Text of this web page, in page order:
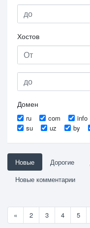
Хостов
Домен
ru com info
su
uz by
Новые Дорогие
Новые комментарии
« 2 3 4 5